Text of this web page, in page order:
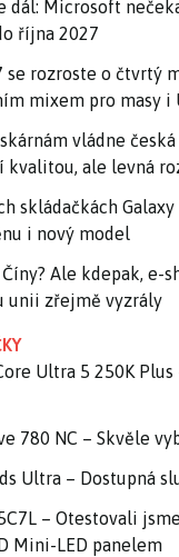
dál: Microsoft
října 2027
se rozroste o čtvrtý
mixem pro masy i
vládne česká
kvalitou, ale levná
skládačkách Galaxy
i nový model
Ale kdepak, e-
unii zřejmě vyzrály
Ultra 5 250K
780 NC – Skvěle
Ultra – Dostupná
– Otestovali
Mini-LED panelem